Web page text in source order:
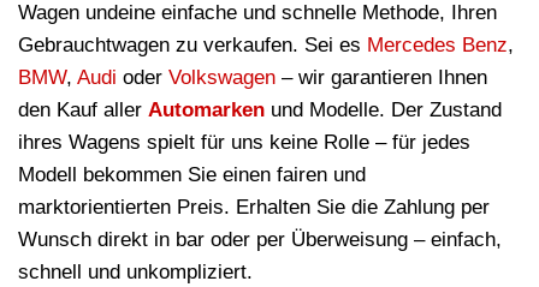
Wagen undeine einfache und schnelle Methode, Ihren
Gebrauchtwagen zu verkaufen. Sei es Mercedes Benz,
BMW, Audi oder Volkswagen – wir garantieren Ihnen
den Kauf aller Automarken und Modelle. Der Zustand
ihres Wagens spielt für uns keine Rolle – für jedes
Modell bekommen Sie einen fairen und
marktorientierten Preis. Erhalten Sie die Zahlung per
Wunsch direkt in bar oder per Überweisung – einfach,
schnell und unkompliziert.